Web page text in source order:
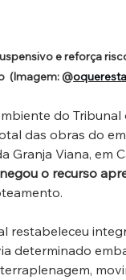
e reforça
(Imagem: @
do
das obras do
Granja Viana, em
negou o recurso
restabeleceu
determinado